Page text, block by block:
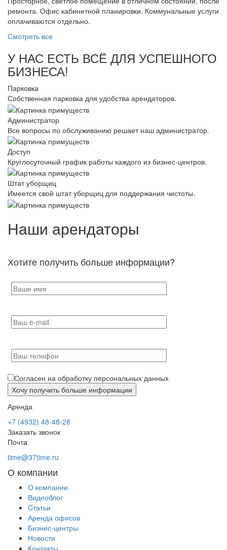
ремонта. Офис кабинетной планировки. Коммунальные услуги
оплачиваются отдельно.
Смотреть все
У НАС ЕСТЬ ВСЁ ДЛЯ УСПЕШНОГО
БИЗНЕСА!
Парковка
Собственная парковка для удобства арендаторов.
Администратор
Все вопросы по обслуживанию решает наш администратор.
Доступ
Круглосуточный график работы каждого из бизнес-центров.
Штат уборщиц
Имеется свой штат уборщиц для поддержания чистоты.
Наши арендаторы
Хотите получить больше информации?
Согласен на обработку персональных данных
Аренда
+7 (4932) 48-48-28
Заказать звонок
Почта
time@37time.ru
О компании
О компании
Видеоблог
Cтатьи
Аренда офисов
Бизнес-центры
Новости
Контакты